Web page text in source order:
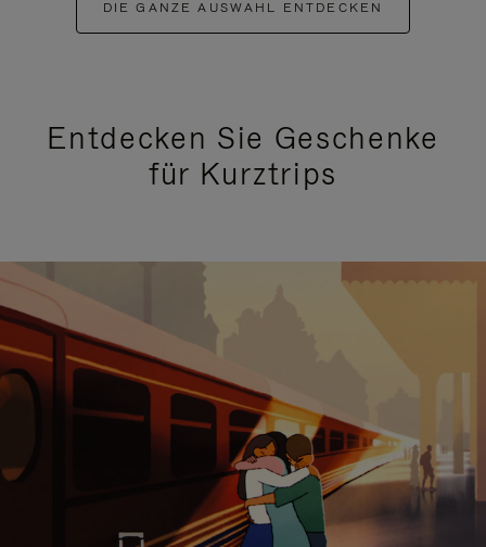
DIE GANZE AUSWAHL ENTDECKEN
Entdecken Sie Geschenke
für Kurztrips